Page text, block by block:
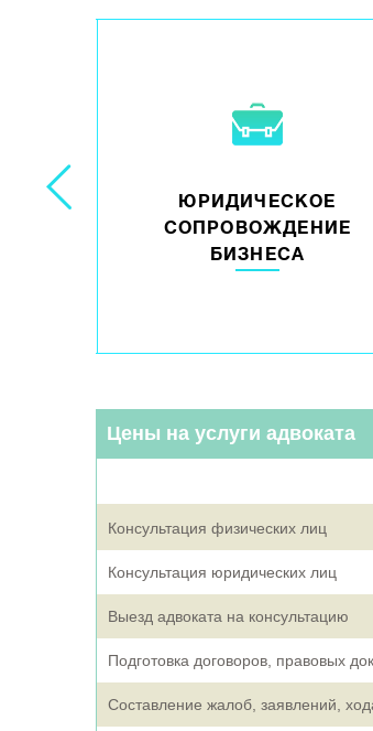
ЮРИДИЧЕСКОЕ
СОПРОВОЖДЕНИЕ
БИЗНЕСА
Цены на услуги адвоката
Консультация физических лиц
Консультация юридических лиц
Выезд адвоката на консультацию
Подготовка договоров, правовых
Составление жалоб, заявлений,